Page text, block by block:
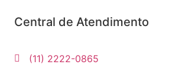
Central de Atendimento
(11) 2222-0865